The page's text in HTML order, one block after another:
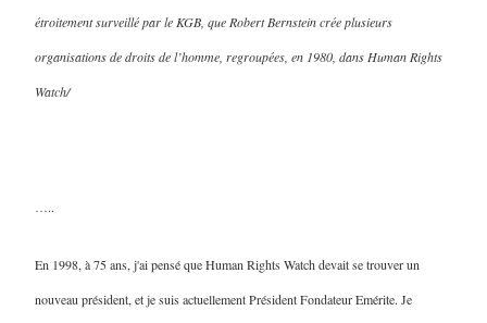
étroitement surveillé par le KGB, que Robert Bernstein crée plusieurs
organisations de droits de l’homme, regroupées, en 1980, dans Human Rights
Watch/
…..
En 1998, à 75 ans, j'ai pensé que Human Rights Watch devait se trouver un
nouveau président, et je suis actuellement Président Fondateur Emérite. Je